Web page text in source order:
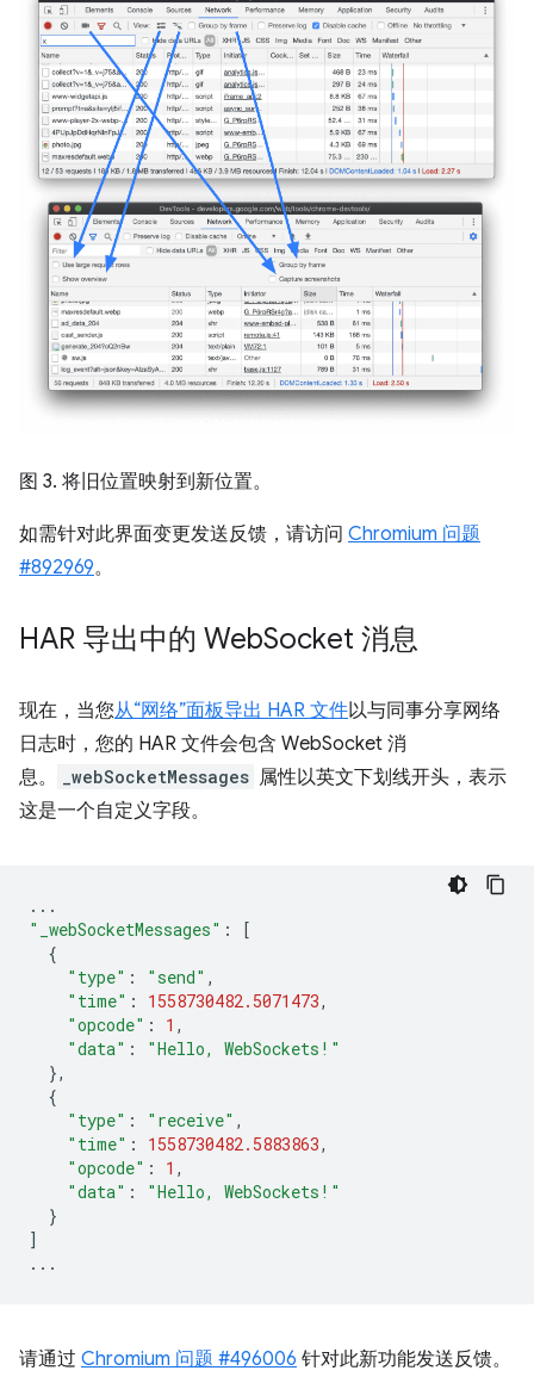
图 3. 将旧位置映射到新位置。
如需针对此界面变更发送反馈，请访问 Chromium 问题
#892969。
HAR 导出中的 WebSocket 消息
现在，当您从“网络”面板导出 HAR 文件以与同事分享网络
日志时，您的 HAR 文件会包含 WebSocket 消
息。
_webSocketMessages 属性以英文下划线开头，表示
这是一个自定义字段。
...
"_webSocketMessages" :
[
{
"type" : "send" ,
"time" : 1558730482.5071473,
"opcode" : 1 ,
"data" :
"Hello, WebSockets!"
},
{
"type" : "receive" ,
"time" : 1558730482.5883863,
"opcode" : 1 ,
"data" :
"Hello, WebSockets!"
}
]
...
请通过 Chromium 问题 #496006 针对此新功能发送反馈。